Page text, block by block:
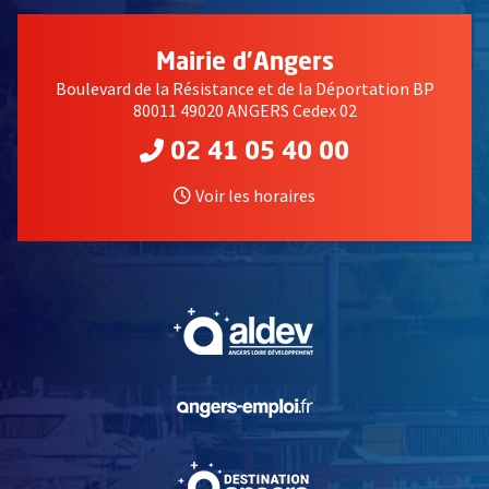
Mairie d'Angers
Boulevard de la Résistance et de la Déportation BP
80011 49020 ANGERS Cedex 02
02 41 05 40 00
Voir les horaires
, Ouvre une nouvelle